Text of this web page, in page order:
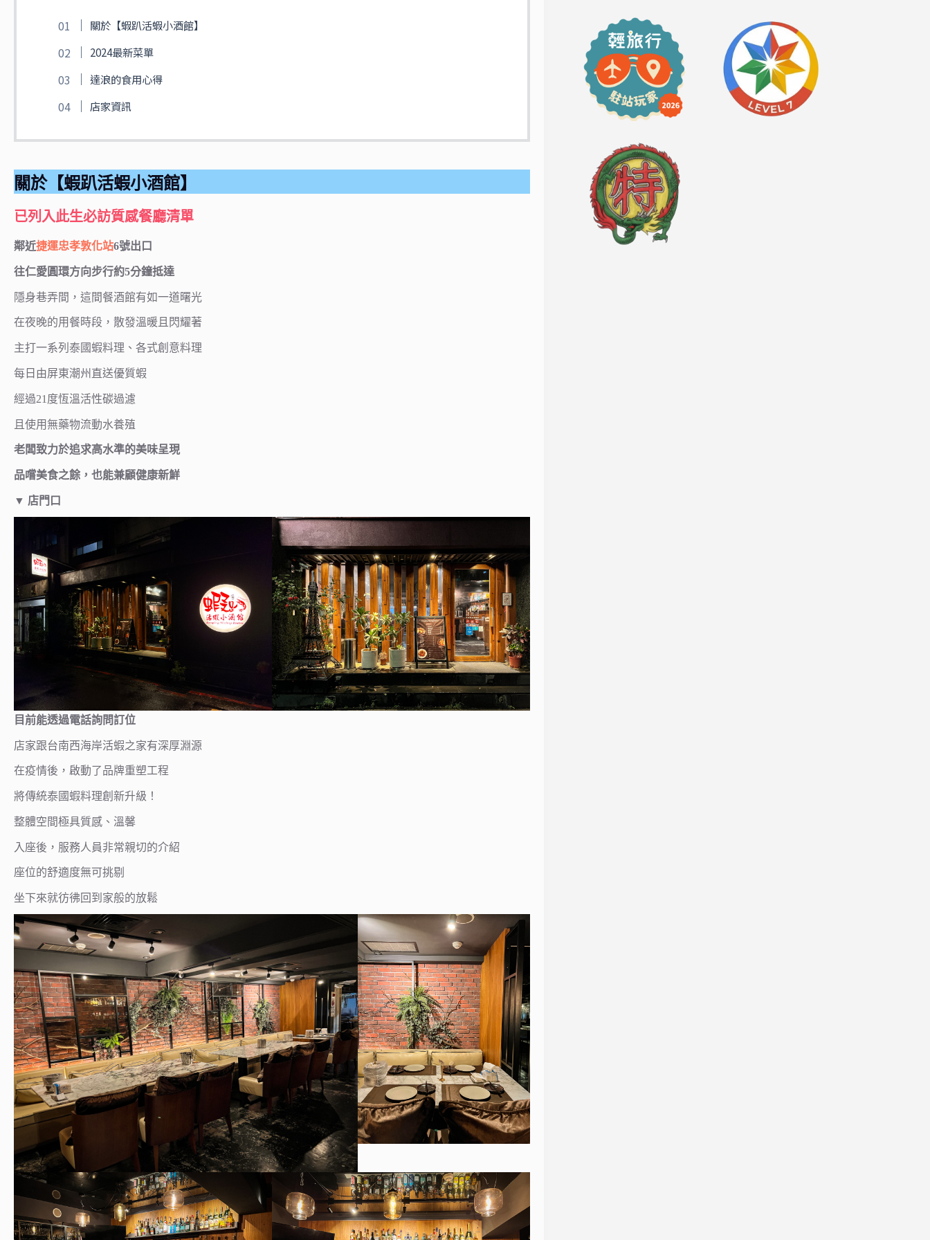
關於【蝦趴活蝦小酒館】
2024最新菜單
達浪的食用心得
店家資訊
關於【蝦趴活蝦小酒館】
已列入此生必訪質感餐廳清單
鄰近捷運忠孝敦化站6號出口
往仁愛圓環方向步行約5分鐘抵達
隱身巷弄間，這間餐酒館有如一道曙光
在夜晚的用餐時段，散發溫暖且閃耀著
主打一系列泰國蝦料理、各式創意料理
每日由屏東潮州直送優質蝦
經過21度恆溫活性碳過濾
且使用無藥物流動水養殖
老闆致力於追求高水準的美味呈現
品嚐美食之餘，也能兼顧健康新鮮
▼ 店門口
目前能透過電話詢問訂位
店家跟台南西海岸活蝦之家有深厚淵源
在疫情後，啟動了品牌重塑工程
將傳統泰國蝦料理創新升級！
整體空間極具質感、溫馨
入座後，服務人員非常親切的介紹
座位的舒適度無可挑剔
坐下來就彷彿回到家般的放鬆